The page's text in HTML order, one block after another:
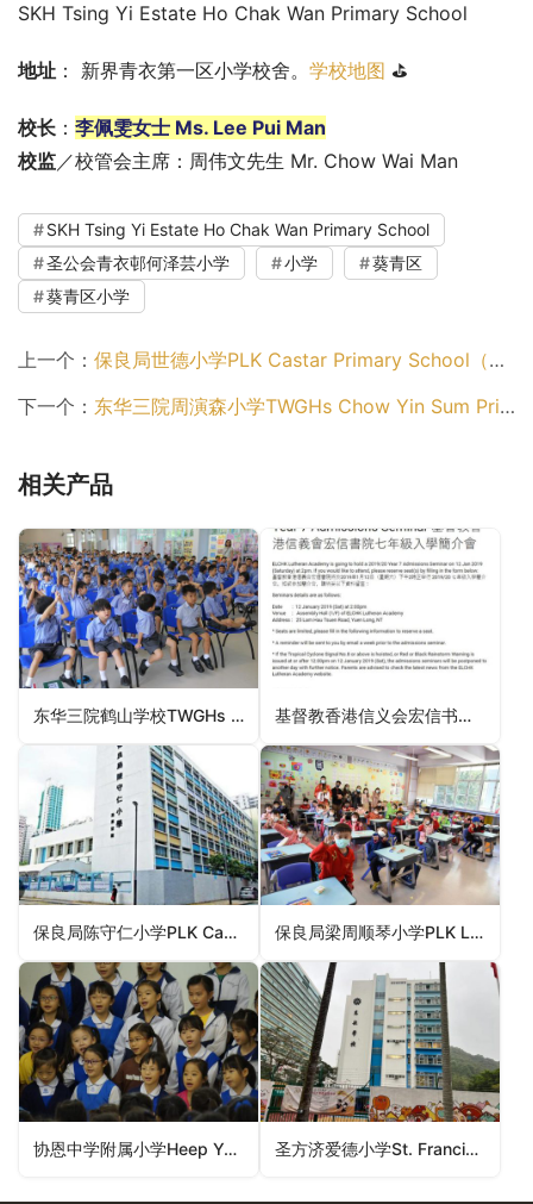
SKH Tsing Yi Estate Ho Chak Wan Primary School
地址 ： 新界青衣第一区小学校舍。 学校地图 ⛳
校长 ： 李佩雯女士 Ms. Lee Pui Man
校监／校管会主席：周伟文先生 Mr. Chow Wai Man
SKH Tsing Yi Estate Ho Chak Wan Primary School
圣公会青衣邨何泽芸小学
小学
葵青区
葵青区小学
上一个： 保良局世德小学PLK Castar Primary School（葵青区小学）
下一个： 东华三院周演森小学TWGHs Chow Yin Sum Primary School（葵青区小学）
相关产品
东华三院鹤山学校TWGHs Hok Shan School（南区小学） 基督教香港信义会宏信书院ELCHK Lutheran Academy（元朗区小学）
保良局陈守仁小学PLK Camões Tan Siu Lin Primary School（油尖旺区小学） 保良局梁周顺琴小学PLK Leung Chow Shun Kam Primary School（屯门区小学）
协恩中学附属小学Heep Yunn Primary School（九龙城区小学） 圣方济爱德小学St. Francis Of Assisi’s Caritas School（深水埗区小学）